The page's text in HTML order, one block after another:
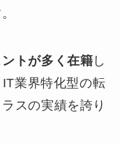
トが多く在籍 し
IT業界特化型の転
スの実績を誇り